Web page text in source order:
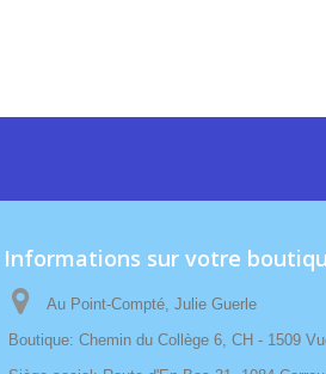
Informations sur votre
Au Point-Compté, Julie Guerle
Boutique: Chemin du Collège 6, CH - 1509